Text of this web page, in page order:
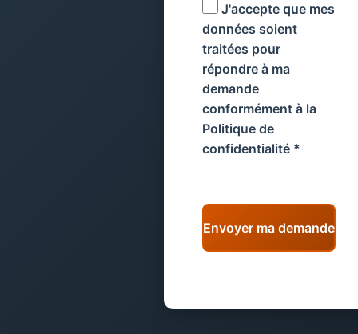
J'accepte que mes
données soient
traitées pour
répondre à ma
demande
conformément à la
Politique de
confidentialité *
Envoyer ma demande